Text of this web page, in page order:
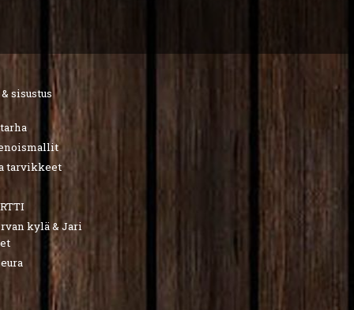
sisustus
tarvikkeet
kylä & Jari